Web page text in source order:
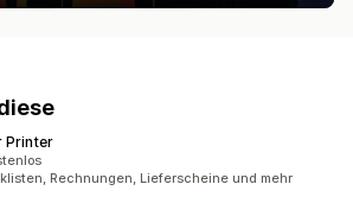
Printer
insgesamt
Rechnungen, Lieferscheine und mehr